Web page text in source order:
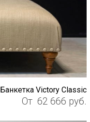
Банкетка Victory Classic
От 62 666 руб.